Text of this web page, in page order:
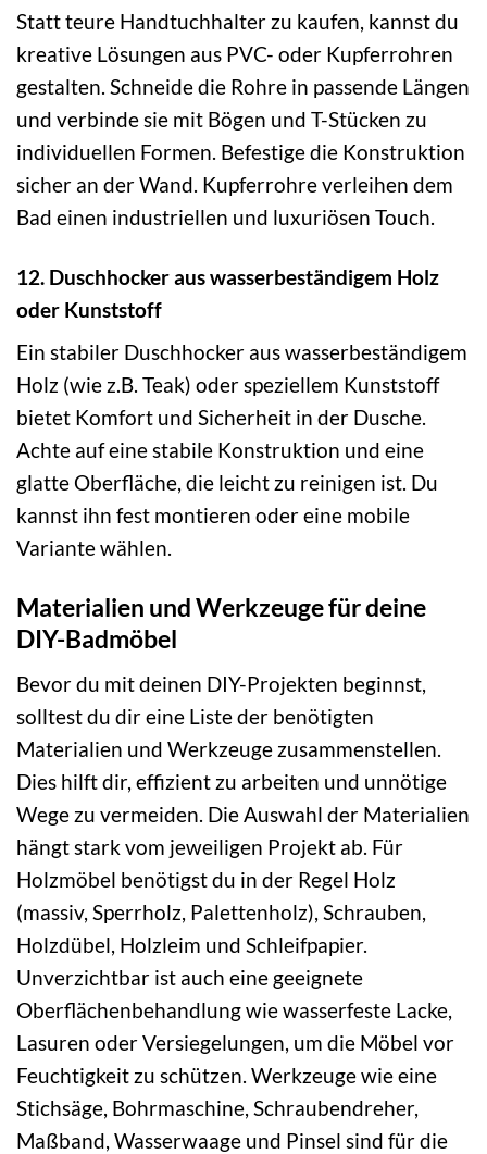
Statt teure Handtuchhalter zu kaufen, kannst du
kreative Lösungen aus PVC- oder Kupferrohren
gestalten. Schneide die Rohre in passende Längen
und verbinde sie mit Bögen und T-Stücken zu
individuellen Formen. Befestige die Konstruktion
sicher an der Wand. Kupferrohre verleihen dem
Bad einen industriellen und luxuriösen Touch.
12. Duschhocker aus wasserbeständigem Holz
oder Kunststoff
Ein stabiler Duschhocker aus wasserbeständigem
Holz (wie z.B. Teak) oder speziellem Kunststoff
bietet Komfort und Sicherheit in der Dusche.
Achte auf eine stabile Konstruktion und eine
glatte Oberfläche, die leicht zu reinigen ist. Du
kannst ihn fest montieren oder eine mobile
Variante wählen.
Materialien und Werkzeuge für deine
DIY-Badmöbel
Bevor du mit deinen DIY-Projekten beginnst,
solltest du dir eine Liste der benötigten
Materialien und Werkzeuge zusammenstellen.
Dies hilft dir, effizient zu arbeiten und unnötige
Wege zu vermeiden. Die Auswahl der Materialien
hängt stark vom jeweiligen Projekt ab. Für
Holzmöbel benötigst du in der Regel Holz
(massiv, Sperrholz, Palettenholz), Schrauben,
Holzdübel, Holzleim und Schleifpapier.
Unverzichtbar ist auch eine geeignete
Oberflächenbehandlung wie wasserfeste Lacke,
Lasuren oder Versiegelungen, um die Möbel vor
Feuchtigkeit zu schützen. Werkzeuge wie eine
Stichsäge, Bohrmaschine, Schraubendreher,
Maßband, Wasserwaage und Pinsel sind für die